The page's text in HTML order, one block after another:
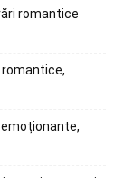
romantice
romantice,
emoționante,